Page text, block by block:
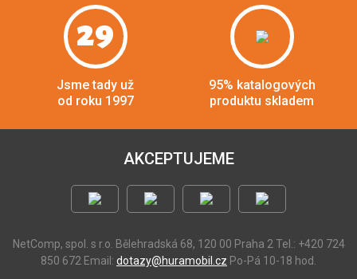
29
Jsme tady už
od roku 1997
95% katalogových
produktu skladem
AKCEPTUJEME
NetComp, spol. s r.o. Bělehradská 68, 120 00 Praha 2 Tel.: +420 724
850 672 Email: dotazy@huramobil.cz Po-Pá 10-18 hod.